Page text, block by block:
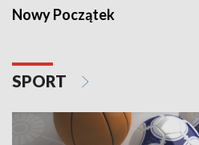
Nowy Początek
SPORT